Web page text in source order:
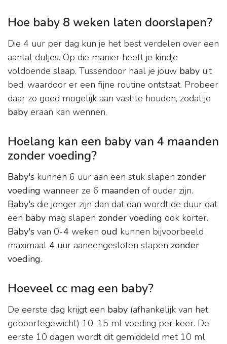
Hoe baby 8 weken laten doorslapen?
Die 4 uur per dag kun je het best verdelen over een
aantal dutjes. Op die manier heeft je kindje
voldoende slaap. Tussendoor haal je jouw baby uit
bed, waardoor er een fijne routine ontstaat. Probeer
daar zo goed mogelijk aan vast te houden, zodat je
baby eraan kan wennen.
Hoelang kan een baby van 4 maanden
zonder voeding?
Baby's kunnen 6 uur aan een stuk slapen zonder
voeding wanneer ze 6 maanden of ouder zijn.
Baby's die jonger zijn dan dat dan wordt de duur dat
een baby mag slapen zonder voeding ook korter.
Baby's van 0-4 weken oud kunnen bijvoorbeeld
maximaal 4 uur aaneengesloten slapen zonder
voeding.
Hoeveel cc mag een baby?
De eerste dag krijgt een baby (afhankelijk van het
geboortegewicht) 10-15 ml voeding per keer. De
eerste 10 dagen wordt dit gemiddeld met 10 ml